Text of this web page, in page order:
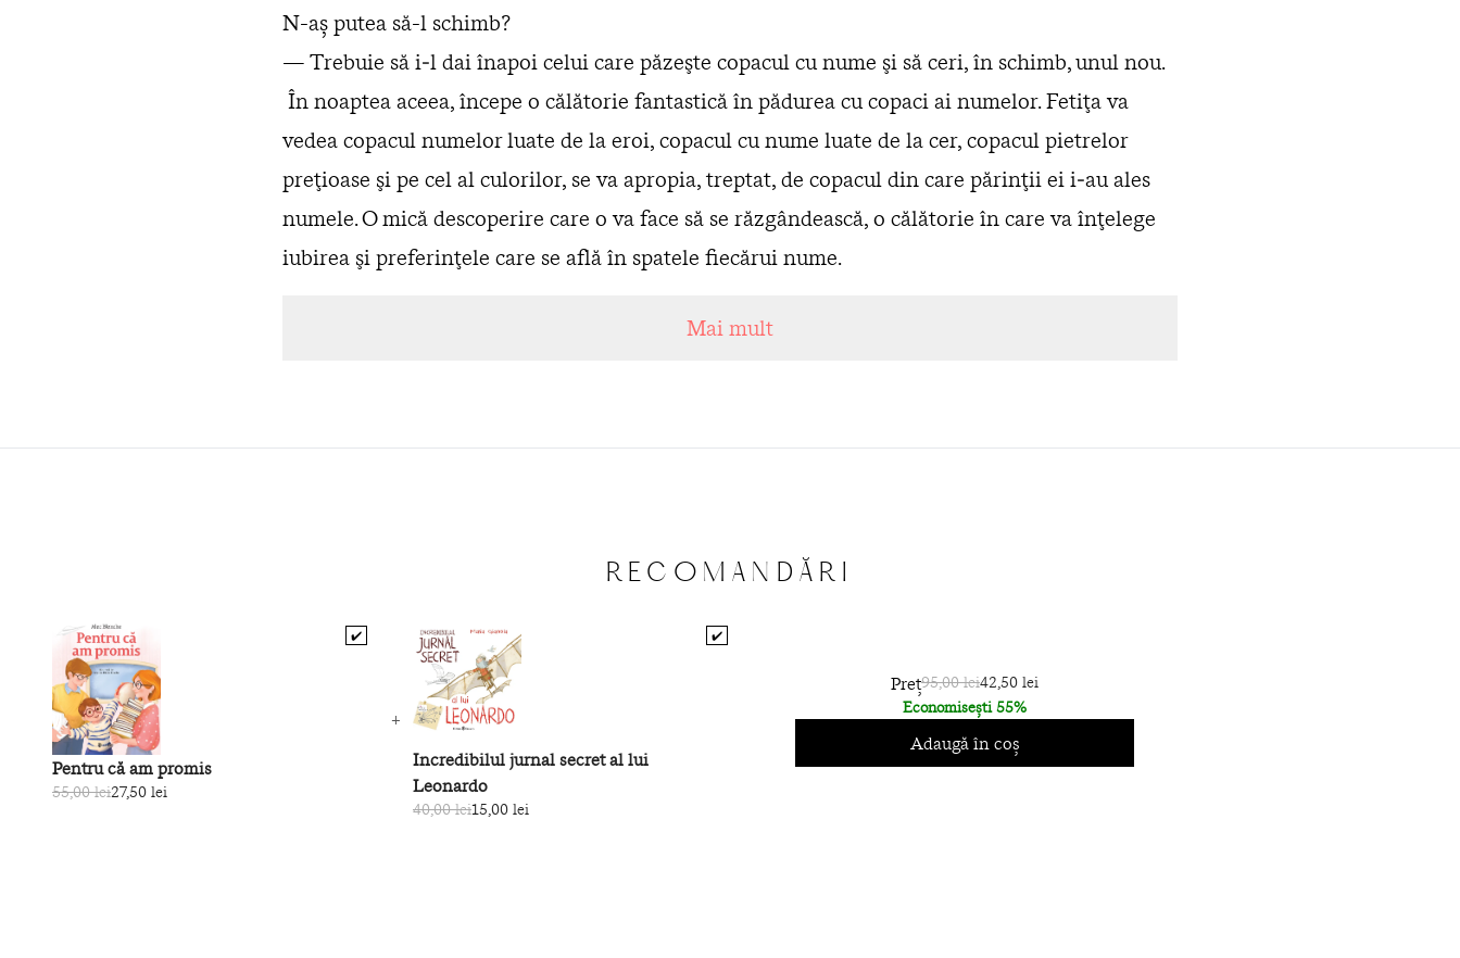
N-aș putea să-l schimb?
— Trebuie să i‑l dai înapoi celui care păzeşte copacul cu nume şi să ceri, în schimb, unul nou.
În noaptea aceea, începe o călătorie fantastică în pădurea cu copaci ai numelor. Fetiţa va
vedea copacul numelor luate de la eroi, copacul cu nume luate de la cer, copacul pietrelor
preţioase şi pe cel al culorilor, se va apropia, treptat, de copacul din care părinţii ei i‑au ales
numele. O mică descoperire care o va face să se răzgândească, o călătorie în care va înţelege
iubirea şi preferinţele care se află în spatele fiecărui nume.
Mai mult
RECOMANDĂRI
✔️
Pentru că am promis
55,00 lei27,50 lei
✔️
Incredibilul jurnal secret al lui
Leonardo
40,00 lei15,00 lei
Preț95,00 lei42,50 lei
Economisești 55%
Adaugă în coș